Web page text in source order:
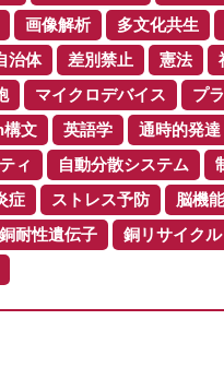
画像解析 多文化共生
治体 差別禁止 憲法
マイクロデバイス プ
文 英語学 通時的発達
ィ 自動分散システム
症 ストレス予防 脳機
銅耐性遺伝子 銅リサイクル